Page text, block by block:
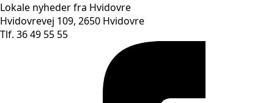
Lokale nyheder fra Hvidovre
Hvidovrevej 109, 2650 Hvidovre
Tlf. 36 49 55 55